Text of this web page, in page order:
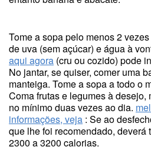
Tome a sopa pelo menos 2
de uva (sem açúcar) e água à
aqui agora (cru ou cozido) pode
No jantar, se quiser, comer uma
manteiga. Tome a sopa a todo o
Coma frutas e legumes à desejo,
no mínimo duas vezes ao dia.
informações, veja : Se ao
que lhe foi recomendado, deverá
2300 a 3200 calorias.